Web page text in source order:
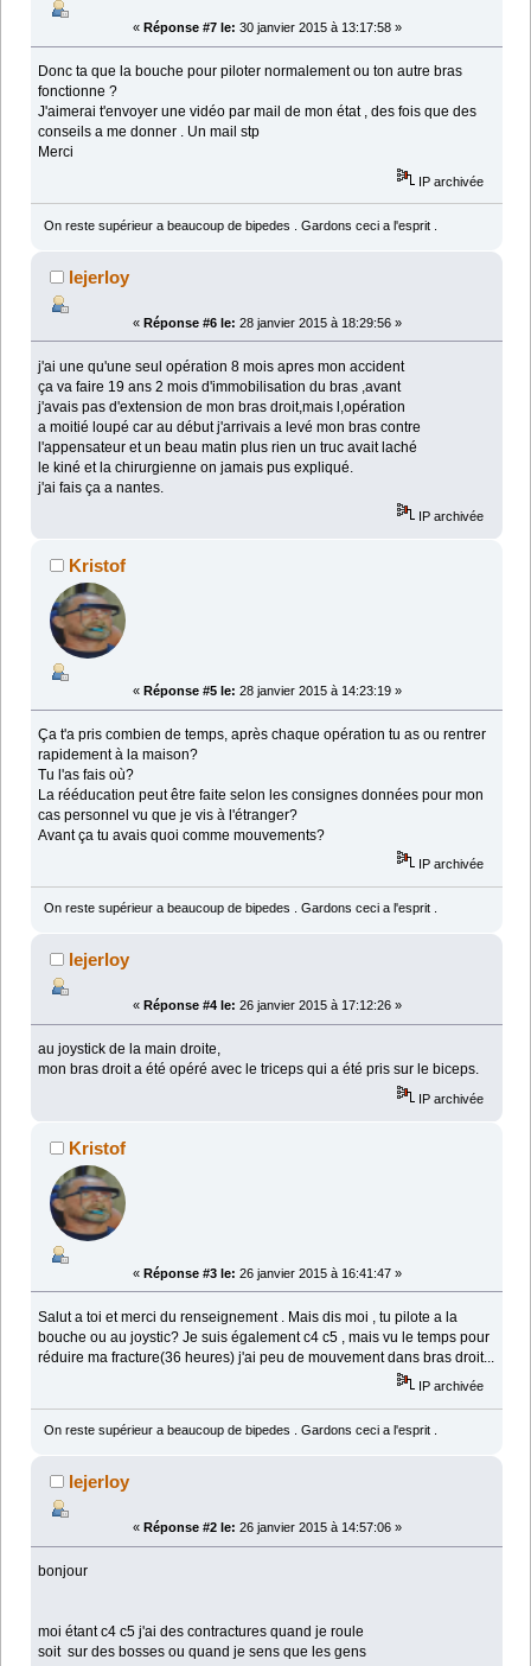
« Réponse #7 le: 30 janvier 2015 à 13:17:58 »
Donc ta que la bouche pour piloter normalement ou ton autre bras
fonctionne ?
J'aimerai t'envoyer une vidéo par mail de mon état , des fois que des
conseils a me donner . Un mail stp
Merci
IP archivée
On reste supérieur a beaucoup de bipedes . Gardons ceci a l'esprit .
lejerloy
« Réponse #6 le: 28 janvier 2015 à 18:29:56 »
j'ai une qu'une seul opération 8 mois apres mon accident
ça va faire 19 ans 2 mois d'immobilisation du bras ,avant
j'avais pas d'extension de mon bras droit,mais l,opération
a moitié loupé car au début j'arrivais a levé mon bras contre
l'appensateur et un beau matin plus rien un truc avait laché
le kiné et la chirurgienne on jamais pus expliqué.
j'ai fais ça a nantes.
IP archivée
Kristof
« Réponse #5 le: 28 janvier 2015 à 14:23:19 »
Ça t'a pris combien de temps, après chaque opération tu as ou rentrer
rapidement à la maison?
Tu l'as fais où?
La rééducation peut être faite selon les consignes données pour mon
cas personnel vu que je vis à l'étranger?
Avant ça tu avais quoi comme mouvements?
IP archivée
On reste supérieur a beaucoup de bipedes . Gardons ceci a l'esprit .
lejerloy
« Réponse #4 le: 26 janvier 2015 à 17:12:26 »
au joystick de la main droite,
mon bras droit a été opéré avec le triceps qui a été pris sur le biceps.
IP archivée
Kristof
« Réponse #3 le: 26 janvier 2015 à 16:41:47 »
Salut a toi et merci du renseignement . Mais dis moi , tu pilote a la
bouche ou au joystic? Je suis également c4 c5 , mais vu le temps pour
réduire ma fracture(36 heures) j'ai peu de mouvement dans bras droit...
IP archivée
On reste supérieur a beaucoup de bipedes . Gardons ceci a l'esprit .
lejerloy
« Réponse #2 le: 26 janvier 2015 à 14:57:06 »
bonjour
moi étant c4 c5 j'ai des contractures quand je roule
soit sur des bosses ou quand je sens que les gens